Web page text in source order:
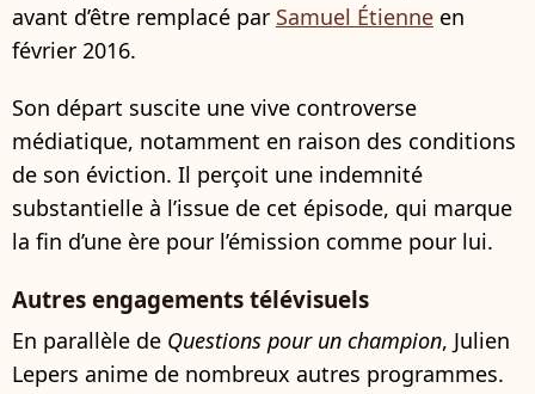
avant d’être remplacé par Samuel Étienne en
février 2016.
Son départ suscite une vive controverse
médiatique, notamment en raison des conditions
de son éviction. Il perçoit une indemnité
substantielle à l’issue de cet épisode, qui marque
la fin d’une ère pour l’émission comme pour lui.
Autres engagements télévisuels
En parallèle de Questions pour un champion, Julien
Lepers anime de nombreux autres programmes.